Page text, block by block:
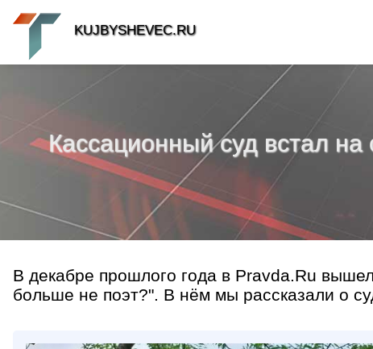
Кассационный суд встал на
В декабре прошлого года в Pravda.Ru
больше не поэт?". В нём мы рассказали о
KUJBYSHEVEC.RU